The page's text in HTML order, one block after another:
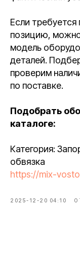
Если
позицию, можно
модель
деталей.
проверим
по поставке.
Подобрать
каталоге:
Категория:
обвязка
https://mix-
2025-12-20 04:10